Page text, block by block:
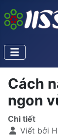
Cách
ngon
Chi tiết
Viết bởi